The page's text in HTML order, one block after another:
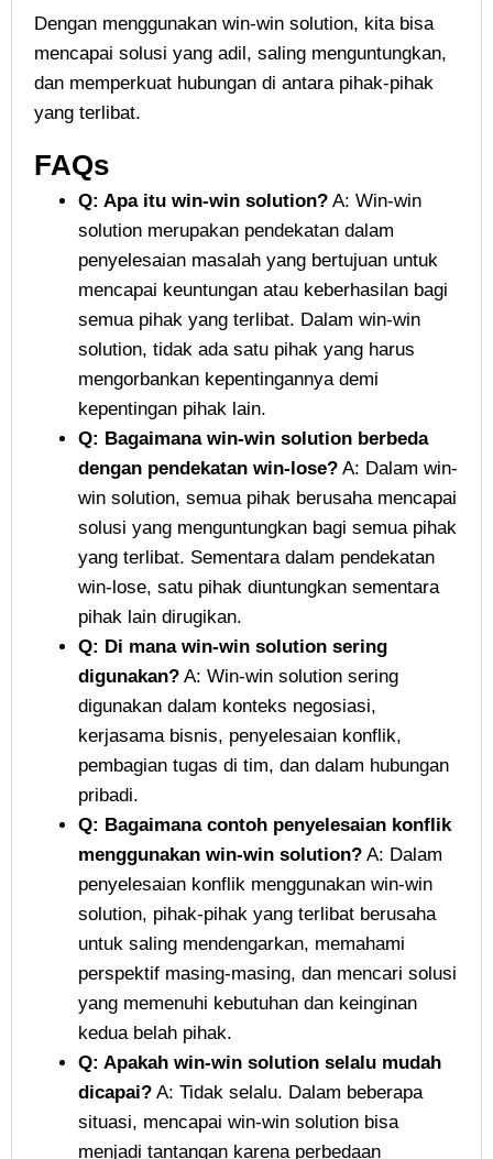
Dengan menggunakan win-win solution, kita bisa
mencapai solusi yang adil, saling menguntungkan,
dan memperkuat hubungan di antara pihak-pihak
yang terlibat.
FAQs
Q: Apa itu win-win solution? A: Win-win
solution merupakan pendekatan dalam
penyelesaian masalah yang bertujuan untuk
mencapai keuntungan atau keberhasilan bagi
semua pihak yang terlibat. Dalam win-win
solution, tidak ada satu pihak yang harus
mengorbankan kepentingannya demi
kepentingan pihak lain.
Q: Bagaimana win-win solution berbeda
dengan pendekatan win-lose? A: Dalam win-
win solution, semua pihak berusaha mencapai
solusi yang menguntungkan bagi semua pihak
yang terlibat. Sementara dalam pendekatan
win-lose, satu pihak diuntungkan sementara
pihak lain dirugikan.
Q: Di mana win-win solution sering
digunakan? A: Win-win solution sering
digunakan dalam konteks negosiasi,
kerjasama bisnis, penyelesaian konflik,
pembagian tugas di tim, dan dalam hubungan
pribadi.
Q: Bagaimana contoh penyelesaian konflik
menggunakan win-win solution? A: Dalam
penyelesaian konflik menggunakan win-win
solution, pihak-pihak yang terlibat berusaha
untuk saling mendengarkan, memahami
perspektif masing-masing, dan mencari solusi
yang memenuhi kebutuhan dan keinginan
kedua belah pihak.
Q: Apakah win-win solution selalu mudah
dicapai? A: Tidak selalu. Dalam beberapa
situasi, mencapai win-win solution bisa
menjadi tantangan karena perbedaan